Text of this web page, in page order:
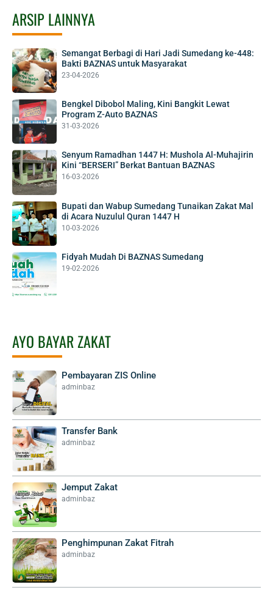
ARSIP LAINNYA
Semangat Berbagi di Hari Jadi Sumedang ke-448:
Bakti BAZNAS untuk Masyarakat
23-04-2026
Bengkel Dibobol Maling, Kini Bangkit Lewat
Program Z-Auto BAZNAS
31-03-2026
Senyum Ramadhan 1447 H: Mushola Al-Muhajirin
Kini “BERSERI” Berkat Bantuan BAZNAS
16-03-2026
Bupati dan Wabup Sumedang Tunaikan Zakat Mal
di Acara Nuzulul Quran 1447 H
10-03-2026
Fidyah Mudah Di BAZNAS Sumedang
19-02-2026
AYO BAYAR ZAKAT
Pembayaran ZIS Online
adminbaz
Transfer Bank
adminbaz
Jemput Zakat
adminbaz
Penghimpunan Zakat Fitrah
adminbaz